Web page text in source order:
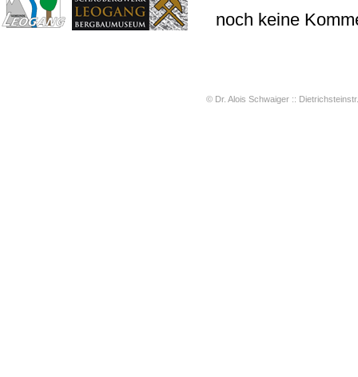
noch keine
© Dr. Alois Schwaiger ::